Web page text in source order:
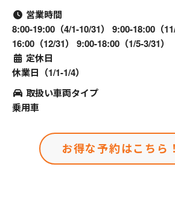
営業時間
8:00-19:00（4/1-10/31） 9:00-18:00（
16:00（12/31） 9:00-18:00（1/5-3/31）
定休日
休業日（1/1-1/4）
取扱い車両タイプ
乗用車
お得な予約はこちら！